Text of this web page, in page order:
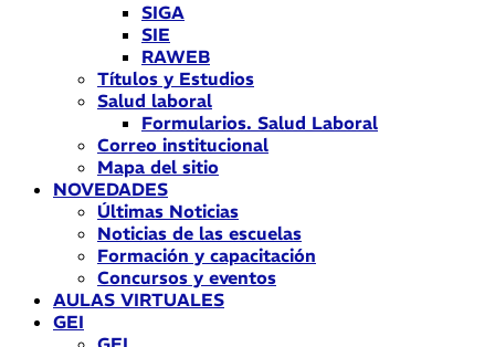
SIGA
SIE
RAWEB
Títulos y Estudios
Salud laboral
Formularios. Salud Laboral
Correo institucional
Mapa del sitio
NOVEDADES
Últimas Noticias
Noticias de las escuelas
Formación y capacitación
Concursos y eventos
AULAS VIRTUALES
GEI